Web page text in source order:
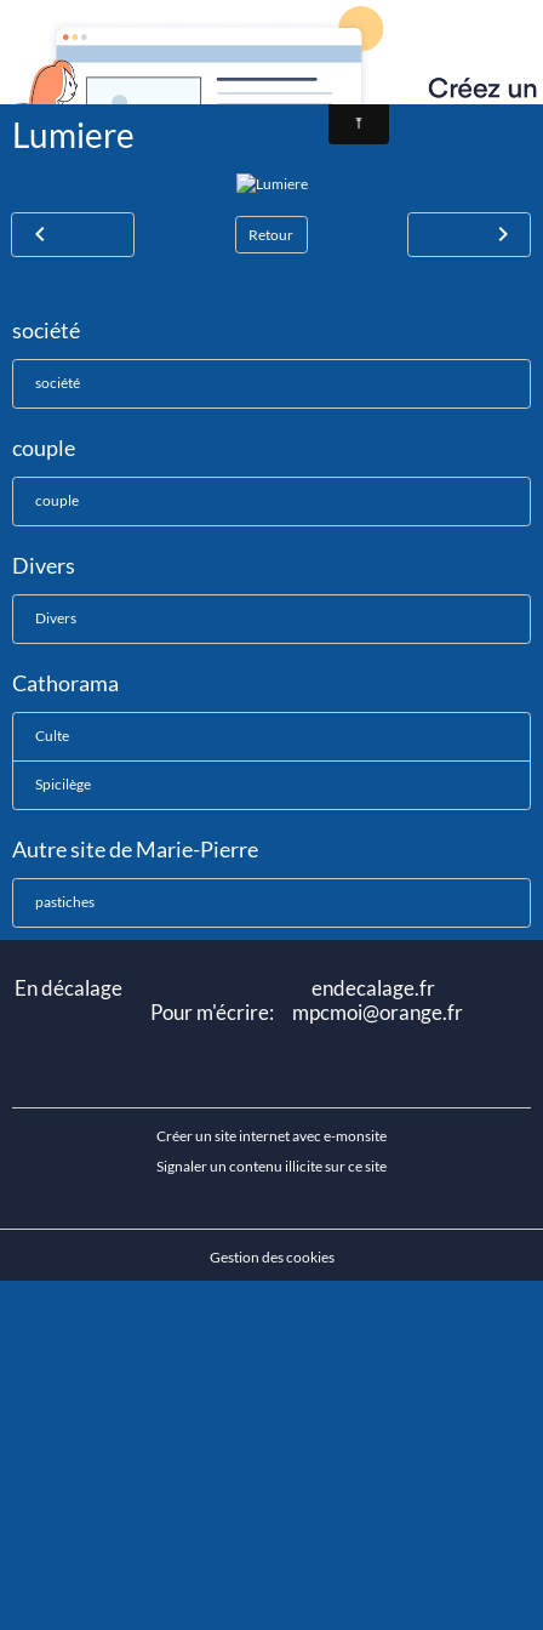
dessins humoristiques, humour sociétal, images drôles,
Lumiere
Retour
société
société
couple
couple
Divers
Divers
Cathorama
Culte
Spicilège
Autre site de Marie-Pierre
pastiches
En décalage endecalage.fr
Pour m'écrire: mpcmoi@orange.fr
Créer un site internet avec e-monsite
Signaler un contenu illicite sur ce site
Gestion des cookies